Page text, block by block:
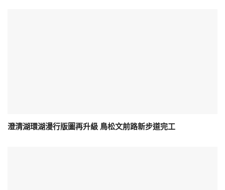
澄清湖環湖漫行版圖再升級 鳥松文前路新步道完工